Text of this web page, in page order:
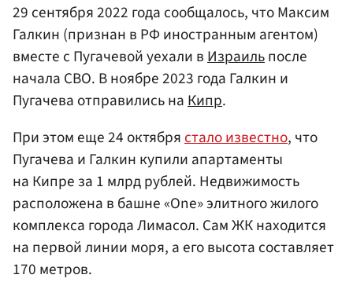
29 сентября 2022 года сообщалось, что Максим
Галкин (признан в РФ иностранным агентом)
вместе с Пугачевой уехали вИзраильпосле
начала СВО. В ноябре 2023 года Галкин и
Пугачева отправились наКипр.
При этом еще 24 октябрястало известно, что
Пугачева и Галкин купили апартаменты
на Кипре за 1 млрд рублей. Недвижимость
расположена в башне «One» элитного жилого
комплекса города Лимасол. Сам ЖК находится
на первой линии моря, а его высота составляет
170 метров.